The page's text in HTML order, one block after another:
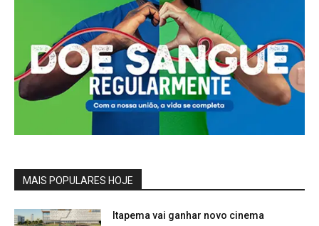
MAIS POPULARES HOJE
Itapema vai ganhar novo cinema